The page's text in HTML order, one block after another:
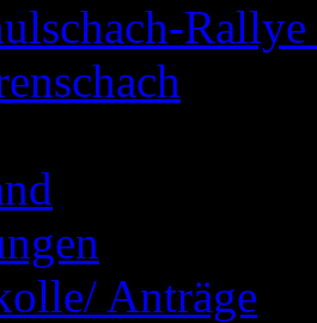
Anträge